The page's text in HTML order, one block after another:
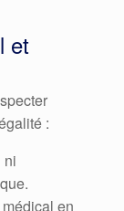
et
:
ni
en